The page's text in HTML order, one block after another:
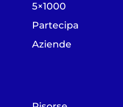
5×1000
Partecipa
Aziende